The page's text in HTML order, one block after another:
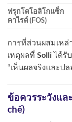
ฟรุกโตโอลิโกแซ็ก
คาไรด์ (FOS)
การที่ส่วนผสมเห
เหตุผลที่ Solli ได้รั
“เห็นผลจริงและปล
ข้อควรระวังแล
chế)